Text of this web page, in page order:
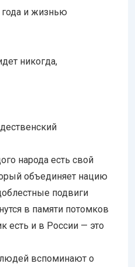
года и жизнью
никогда,
народа есть свой
объединяет нацию
подвиги
в памяти потомков
есть и в России — это
вспоминают о